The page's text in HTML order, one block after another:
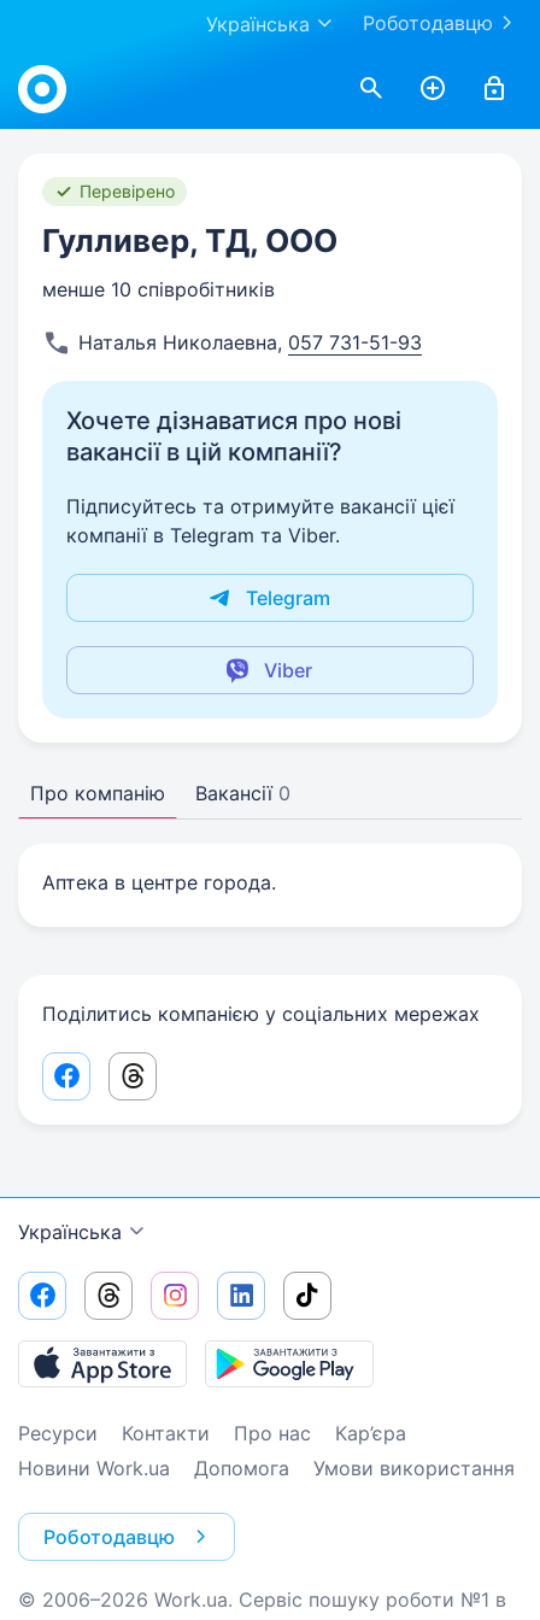
Роботодавцю
Українська
Work.ua
Перевірено
Гулливер, ТД, ООО
менше 10 співробітників
Наталья Николаевна, 057 731-51-93
Хочете дізнаватися про нові
вакансії в цій компанії?
Підписуйтесь та отримуйте вакансії цієї
компанії в Telegram та Viber.
Telegram
Viber
Про компанію Вакансії 0
Аптека в центре города.
Поділитись компанією у соціальних мережах
Facebook share link
Threads share link
Українська
Ресурси Контакти Про нас
Кар’єра
Новини Work.ua
Допомога Умови використання
Роботодавцю
© 2006–2026 Work.ua. Сервіс пошуку роботи №1 в